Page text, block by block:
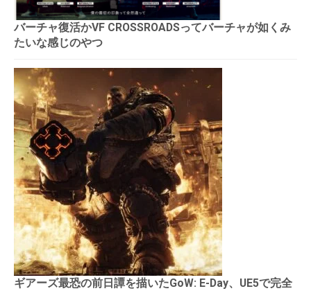
バーチャ復活かVF CROSSROADSってバーチャが如くみ
たいな感じのやつ
ギアーズ最恐の前日譚を描いたGoW: E-Day、UE5で完全